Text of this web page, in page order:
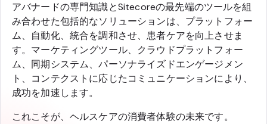
アバナードの専門知識とSitecoreの最先端のツールを組
み合わせた包括的なソリューションは、プラットフォー
ム、自動化、統合を調和させ、患者ケアを向上させま
す。マーケティングツール、クラウドプラットフォー
ム、同期システム、パーソナライズドエンゲージメン
ト、コンテクストに応じたコミュニケーションにより、
成功を加速します。
これこそが、ヘルスケアの消費者体験の未来です。